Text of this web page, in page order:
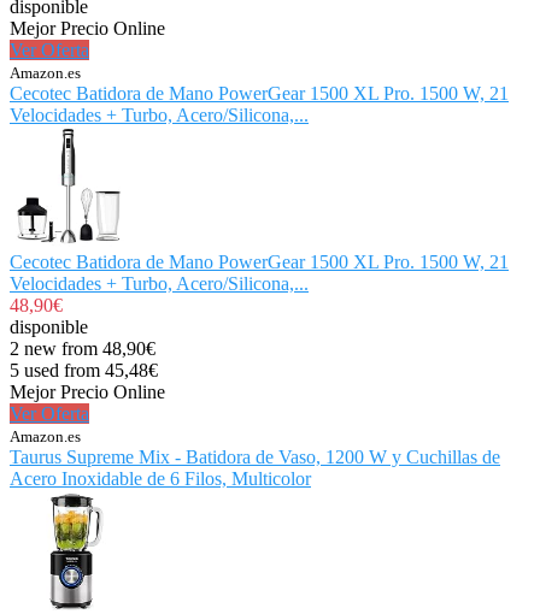
disponible
Mejor Precio Online
Ver Oferta
Amazon.es
Cecotec Batidora de Mano PowerGear 1500 XL Pro. 1500 W, 21
Velocidades + Turbo, Acero/Silicona,...
Cecotec Batidora de Mano PowerGear 1500 XL Pro. 1500 W, 21
Velocidades + Turbo, Acero/Silicona,...
48,90€
disponible
2 new from 48,90€
5 used from 45,48€
Mejor Precio Online
Ver Oferta
Amazon.es
Taurus Supreme Mix - Batidora de Vaso, 1200 W y Cuchillas de
Acero Inoxidable de 6 Filos, Multicolor